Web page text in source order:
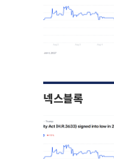
넥스블록